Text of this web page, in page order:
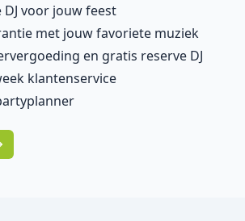
voor jouw feest
met jouw favoriete muziek
en gratis reserve DJ
klantenservice